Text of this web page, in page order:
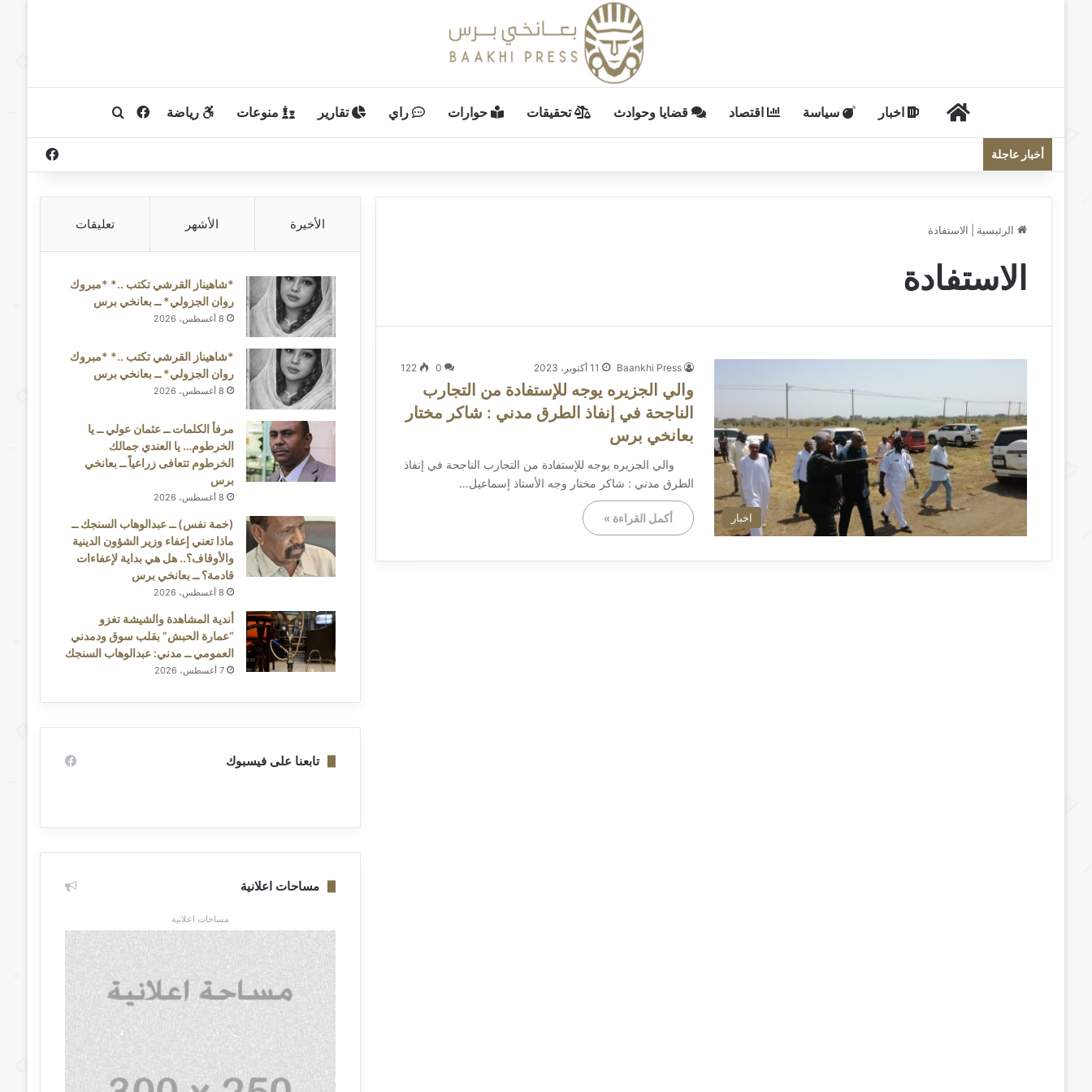
الرئيسيةاخبار سياسة اقتصاد قضايا وحوادث تحقيقات حوارات راي تقارير منوعات رياضة فيسبوكبحث عن
أخبار عاجلة
الرئيسية الاستفادة
الاستفادة
اخبار
Baankhi Press 11 أكتوبر، 2023 0
122
والي الجزيره يوجه للإستفادة من التجارب
الناجحة في إنفاذ الطرق مدني : شاكر مختار
بعانخي برس
والي الجزيره يوجه للإستفادة من التجارب الناجحة في إنفاذ
الطرق مدني : شاكر مختار وجه الأستاذ إسماعيل…
أكمل القراءة »
الأخيرة الأشهر تعليقات
*شاهيناز القرشي تكتب ..* *مبروك
روان الجزولي* ــ بعانخي برس
8 أغسطس، 2026
*شاهيناز القرشي تكتب ..* *مبروك
روان الجزولي* ــ بعانخي برس
8 أغسطس، 2026
مرفأ الكلمات ــ عثمان عولي ــ يا
الخرطوم… يا العندي جمالك
الخرطوم تتعافى زراعياً ــ بعانخي
برس
8 أغسطس، 2026
(خمة نفس) ــ عبدالوهاب السنجك ــ
ماذا تعني إعفاء وزير الشؤون الدينية
والأوقاف؟.. هل هي بداية لإعفاءات
قادمة؟ ــ بعانخي برس
8 أغسطس، 2026
أندية المشاهدة والشيشة تغزو
“عمارة الحبش” بقلب سوق ودمدني
العمومي ــ مدني: عبدالوهاب السنجك
7 أغسطس، 2026
تابعنا على فيسبوك
مساحات اعلانية
مساحات اعلانية